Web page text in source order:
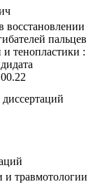
восстановлении
пальцев
тенопластики :
травмотологии